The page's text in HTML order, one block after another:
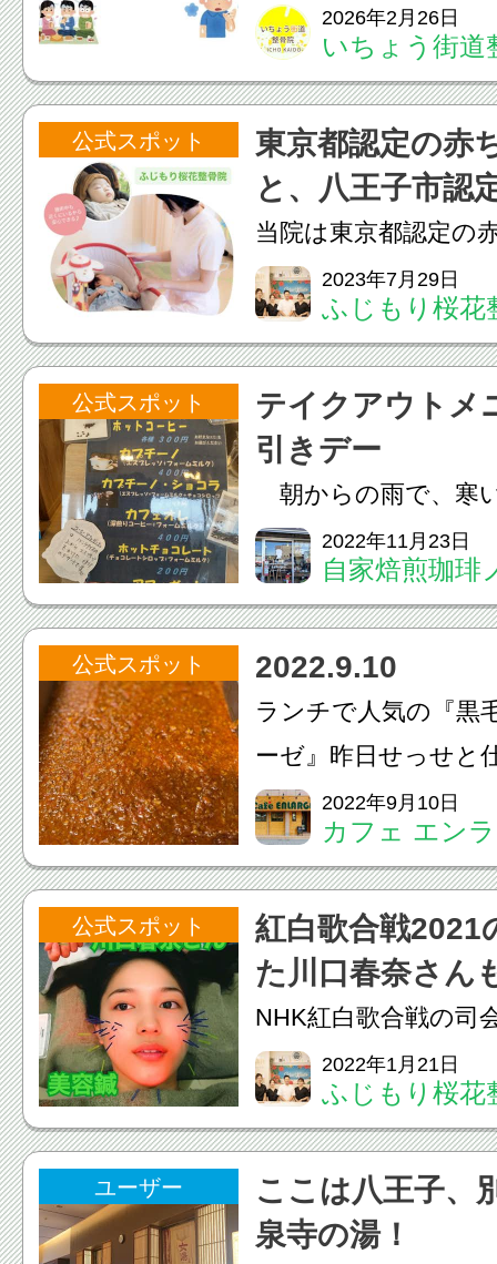
ます。この時期は自
すく、・頭痛・めま
こり・眠りが浅いと
やすくなります。ま
粉...
2026年2月26日
いちょう街道
公式スポット
東京都認定の赤
と、八王子市認
援企業
当院は東京都認定の
っと八王子市認定の
に認定されています
マッサージ#妊婦施
の骨盤矯正などの施
でお気軽にご連絡下
2023年7月29日
ふじもり桜花
公式スポット
テイクアウトメ
引きデー
朝からの雨で、寒
うです。本日23日は
ニュー50円引きデー
温かいメニューござ
しております！
2022年11月23日
自家焙煎珈琲
ヒー
公式スポット 2022.9.10
ランチで人気の『黒
ーゼ』昨日せっせと
で、もちろん本日も
ます八王子産の茄子
一緒にご提供致しま
ディナー共に今のと
で...
2022年9月10日
カフェ エン
公式スポット
紅白歌合戦2021
た川口春奈さん
容鍼
NHK紅白歌合戦の司
口春奈さんも美容鍼
✨.当院でも美容鍼は
ばれている理由】・
通いやすい・使い捨
国家資格者が施術す
2022年1月21日
ふじもり桜花
ユーザー
ここは八王子、
泉寺の湯！